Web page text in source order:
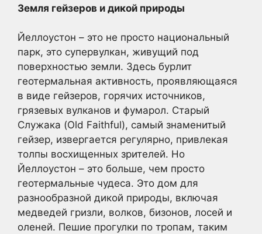
Земля гейзеров и дикой природы
Йеллоустон – это не просто национальный
парк, это супервулкан, живущий под
поверхностью земли. Здесь бурлит
геотермальная активность, проявляющаяся
в виде гейзеров, горячих источников,
грязевых вулканов и фумарол. Старый
Служака (Old Faithful), самый знаменитый
гейзер, извергается регулярно, привлекая
толпы восхищенных зрителей. Но
Йеллоустон – это больше, чем просто
геотермальные чудеса. Это дом для
разнообразной дикой природы, включая
медведей гризли, волков, бизонов, лосей и
оленей. Пешие прогулки по тропам, таким